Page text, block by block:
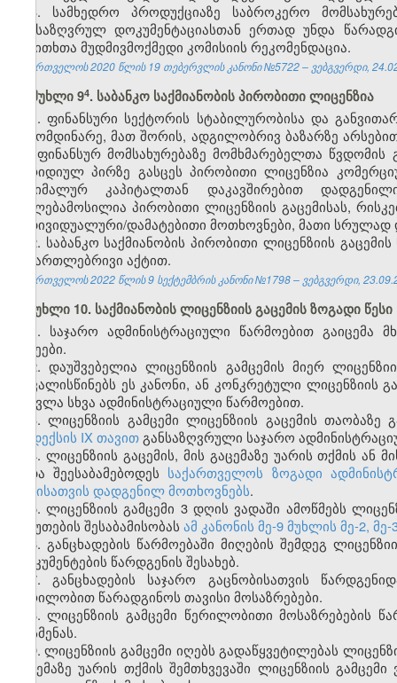
3. სამხედრო პროდუქციაზე საბროკერო
განსაზღვრულ დოკუმენტაციასთან ერთად უნდა
საკითხთა მუდმივმოქმედი კომისიის რეკომენდაცია.
საქართველოს 2020 წლის 19 თებერვლის კანონი №5722 – ვებგვერდი,
მუხლი 9​4. საბანკო საქმიანობის პირობითი ლიცენზია
1. ფინანსური სექტორის სტაბილურობისა და
გამომდინარე, მათ შორის, ადგილობრივ ბაზარზე
და ფინანსურ მომსახურებაზე მომხმარებელთა
იურიდიულ პირზე გასცეს პირობითი ლიცენზია
მინიმალურ კაპიტალთან დაკავშირებით
უფლებამოსილია პირობითი ლიცენზიის გაცემისას,
ინდივიდუალური/დამატებითი მოთხოვნები, მათი სრულად
2. საბანკო საქმიანობის პირობითი ლიცენზიის
სამართლებრივი აქტით.
საქართველოს 2022 წლის 9 სექტემბრის კანონი №1798 – ვებგვერდი,
მუხლი 10. საქმიანობის ლიცენზიის გაცემის ზოგადი წესი
1. საჯარო ადმინისტრაციული წარმოებით გაიცემა
სახეები.
2. დაუშვებელია ლიცენზიის გამცემის მიერ
ითვალისწინებს ეს კანონი, ან კონკრეტული ლიცენზიის
შეცვლა სხვა ადმინისტრაციული წარმოებით.
3. ლიცენზიის გამცემი ლიცენზიის გაცემის თაობაზე
კოდექსის IX თავითგანსაზღვრული საჯარო
4. ლიცენზიის გაცემის, მის გაცემაზე უარის თქმის ან
უნდა შეესაბამებოდეს საქართველოს ზოგადი
აქტისათვის დადგენილ მოთხოვნებს.
5. ლიცენზიის გამცემი 3 დღის ვადაში ამოწმებს
საბუთების შესაბამისობას ამ კანონის მე-9 მუხლის მე-2, მე-
6. განცხადების წარმოებაში მიღების შემდეგ
დოკუმენტების წარდგენის შესახებ.
7. განცხადების საჯარო გაცნობისათვის
წერილობით წარადგინოს თავისი მოსაზრებები.
8. ლიცენზიის გამცემი წერილობითი მოსაზრებების
მოსმენას.
9. ლიცენზიის გამცემი იღებს გადაწყვეტილებას
გაცემაზე უარის თქმის შემთხვევაში ლიცენზიის